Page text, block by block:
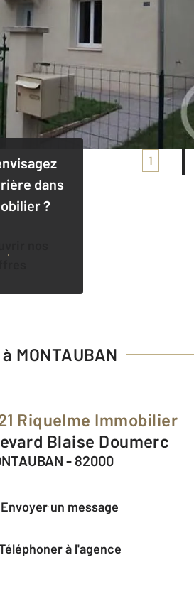
dans
?
1
MONTAUBAN
21 Riquelme Immobilier
Blaise Doumerc
- 82000
Envoyer un message
Téléphoner à l'agence